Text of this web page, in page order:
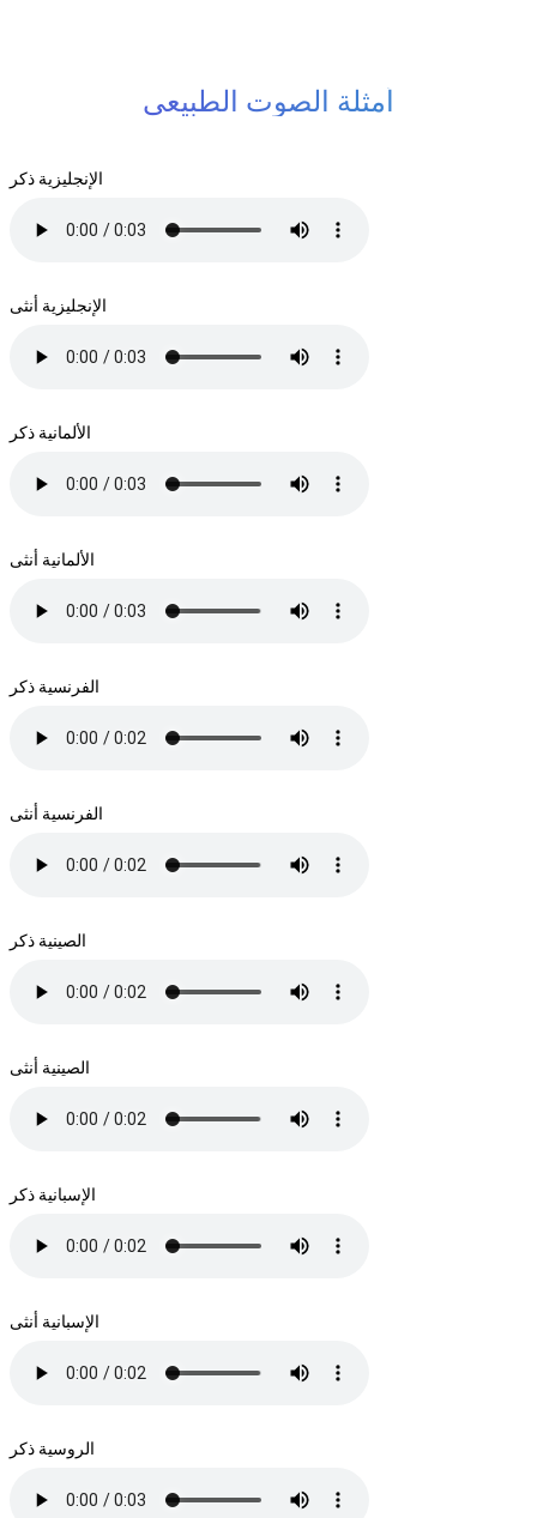
أمثلة الصوت الطبيعي
الإنجليزية ذكر
الإنجليزية أنثى
الألمانية ذكر
الألمانية أنثى
الفرنسية ذكر
الفرنسية أنثى
الصينية ذكر
الصينية أنثى
الإسبانية ذكر
الإسبانية أنثى
الروسية ذكر